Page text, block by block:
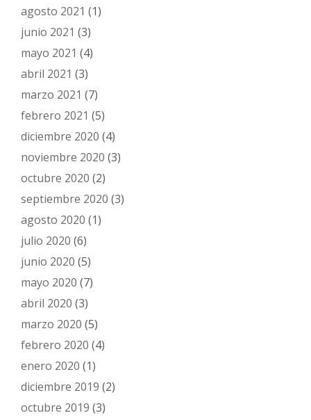
agosto 2021 (1)
junio 2021 (3)
mayo 2021 (4)
abril 2021 (3)
marzo 2021 (7)
febrero 2021 (5)
diciembre 2020 (4)
noviembre 2020 (3)
octubre 2020 (2)
septiembre 2020 (3)
agosto 2020 (1)
julio 2020 (6)
junio 2020 (5)
mayo 2020 (7)
abril 2020 (3)
marzo 2020 (5)
febrero 2020 (4)
enero 2020 (1)
diciembre 2019 (2)
octubre 2019 (3)